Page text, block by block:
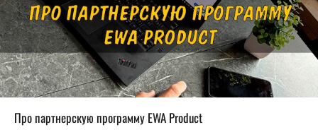
Про партнерскую программу EWA Product